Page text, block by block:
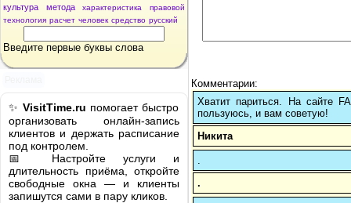
культура
метода характеристика
правовой
технология расчет человек средство русский
Введите первые буквы слова
✨ VisitTime.ru помогает быстро
организовать онлайн-запись
клиентов и держать расписание
под контролем.
📅 Настройте услуги и
длительность приёма, откройте
свободные окна — и клиенты
запишутся сами в пару кликов.
Комментарии:
Хватит париться. На сайте
пользуюсь, и вам советую!
Никита
.